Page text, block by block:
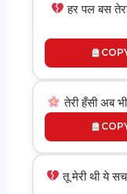
हर पल बस
तेरी हँसी अब
तू मेरी थी ये